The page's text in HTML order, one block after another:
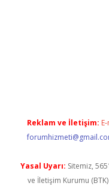
Reklam ve İletişim:
Yasal Uyarı: Sitemiz,
ve İletişim Kurumu